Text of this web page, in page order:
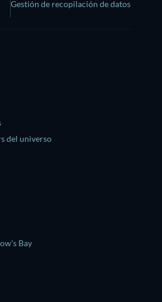
Gestión de recopilación de datos
del universo
Bay